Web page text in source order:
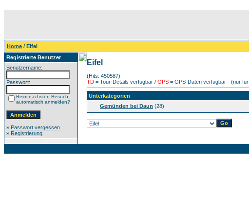
Home / Eifel
Registrierte Benutzer
Benutzername:
Passwort:
Beim nächsten Besuch
automatisch anmelden?
» Passwort vergessen
» Registrierung
Eifel
(Hits: 450587)
TD = Tour-Details verfügbar / GPS = GPS-Daten verfügbar - (nur für
Unterkategorien
Gemünden bei Daun (28)